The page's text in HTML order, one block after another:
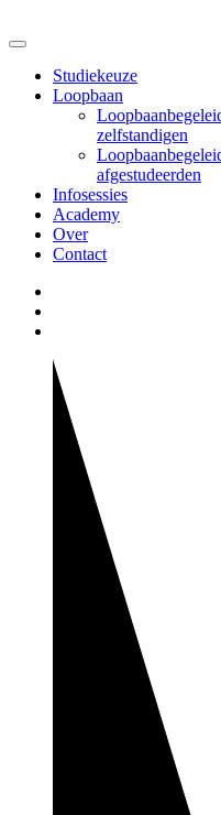
Studiekeuze
Loopbaan
zelfstandigen
afgestudeerden
Infosessies
Academy
Over
Contact